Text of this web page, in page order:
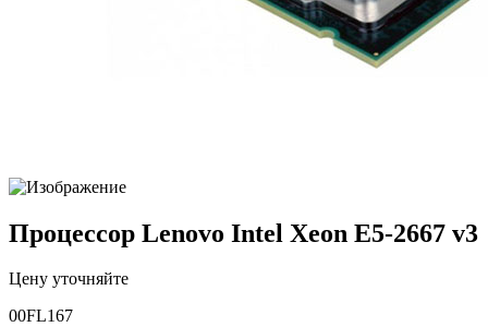
Процессор Lenovo Intel Xeon E5-2667 v3
Цену уточняйте
00FL167